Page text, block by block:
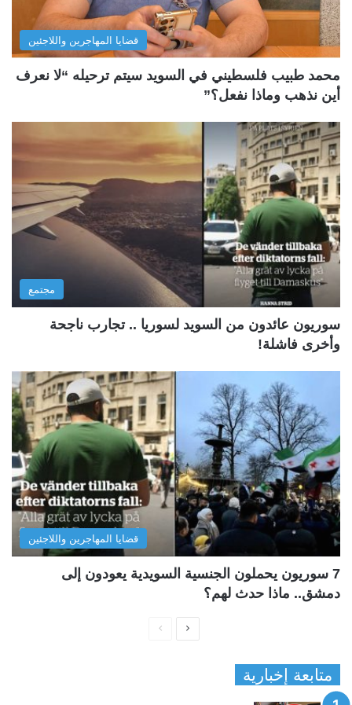
قضايا المهاجرين واللاجئين
محمد طبيب فلسطيني في السويد سيتم ترحيله “لا نعرف
أين نذهب وماذا نفعل؟”
مجتمع
سوريون عائدون من السويد لسوريا .. تجارب ناجحة
وأخرى فاشلة!
قضايا المهاجرين واللاجئين
7 سوريون يحملون الجنسية السويدية يعودون إلى
دمشق.. ماذا حدث لهم؟
متابعة إخبارية